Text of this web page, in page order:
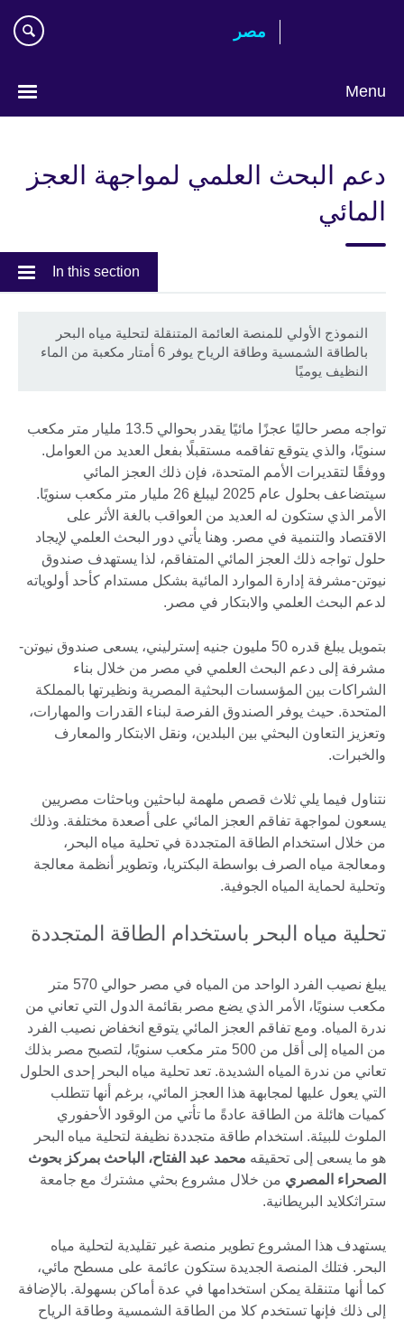
مصر‎
Menu
دعم البحث العلمي لمواجهة العجز
المائي
In this section
النموذج الأولي للمنصة العائمة المتنقلة لتحلية مياه البحر
بالطاقة الشمسية وطاقة الرياح يوفر 6 أمتار مكعبة من الماء
النظيف يوميًا
تواجه مصر حاليًا عجزًا مائيًا يقدر بحوالي 13.5 مليار متر مكعب
سنويًا، والذي يتوقع تفاقمه مستقبلًا بفعل العديد من العوامل.
ووفقًا لتقديرات الأمم المتحدة، فإن ذلك العجز المائي
سيتضاعف بحلول عام 2025 ليبلغ 26 مليار متر مكعب سنويًا.
الأمر الذي ستكون له العديد من العواقب بالغة الأثر على
الاقتصاد والتنمية في مصر. وهنا يأتي دور البحث العلمي لإيجاد
حلول تواجه ذلك العجز المائي المتفاقم، لذا يستهدف صندوق
نيوتن-مشرفة إدارة الموارد المائية بشكل مستدام كأحد أولوياته
لدعم البحث العلمي والابتكار في مصر.
بتمويل يبلغ قدره 50 مليون جنيه إسترليني، يسعى صندوق نيوتن-
مشرفة إلى دعم البحث العلمي في مصر من خلال بناء
الشراكات بين المؤسسات البحثية المصرية ونظيرتها بالمملكة
المتحدة. حيث يوفر الصندوق الفرصة لبناء القدرات والمهارات،
وتعزيز التعاون البحثي بين البلدين، ونقل الابتكار والمعارف
والخبرات.
نتناول فيما يلي ثلاث قصص ملهمة لباحثين وباحثات مصريين
يسعون لمواجهة تفاقم العجز المائي على أصعدة مختلفة. وذلك
من خلال استخدام الطاقة المتجددة في تحلية مياه البحر،
ومعالجة مياه الصرف بواسطة البكتريا، وتطوير أنظمة معالجة
وتحلية لحماية المياه الجوفية.
تحلية مياه البحر باستخدام الطاقة المتجددة
يبلغ نصيب الفرد الواحد من المياه في مصر حوالي 570 متر
مكعب سنويًا، الأمر الذي يضع مصر بقائمة الدول التي تعاني من
ندرة المياه. ومع تفاقم العجز المائي يتوقع انخفاض نصيب الفرد
من المياه إلى أقل من 500 متر مكعب سنويًا، لتصبح مصر بذلك
تعاني من ندرة المياه الشديدة. تعد تحلية مياه البحر إحدى الحلول
التي يعول عليها لمجابهة هذا العجز المائي، برغم أنها تتطلب
كميات هائلة من الطاقة عادةً ما تأتي من الوقود الأحفوري
الملوث للبيئة. استخدام طاقة متجددة نظيفة لتحلية مياه البحر
هو ما يسعى إلى تحقيقه محمد عبد الفتاح، الباحث بمركز بحوث
الصحراء المصري من خلال مشروع بحثي مشترك مع جامعة
ستراثكلايد البريطانية.
يستهدف هذا المشروع تطوير منصة غير تقليدية لتحلية مياه
البحر. فتلك المنصة الجديدة ستكون عائمة على مسطح مائي،
كما أنها متنقلة يمكن استخدامها في عدة أماكن بسهولة. بالإضافة
إلى ذلك فإنها تستخدم كلا من الطاقة الشمسية وطاقة الرياح